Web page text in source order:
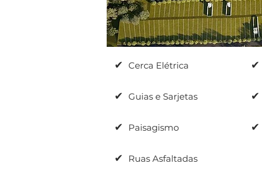
✔ Cerca Elétrica
✔ Guias e Sarjetas
✔ Paisagismo
✔ Ruas Asfaltadas
✔
✔
✔